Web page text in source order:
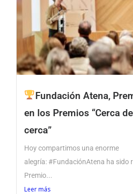
Fundación Atena,
en los Premios “Cerca
cerca”
Hoy compartimos una enorme
alegría: #FundaciónAtena ha sido
Premio...
Leer más